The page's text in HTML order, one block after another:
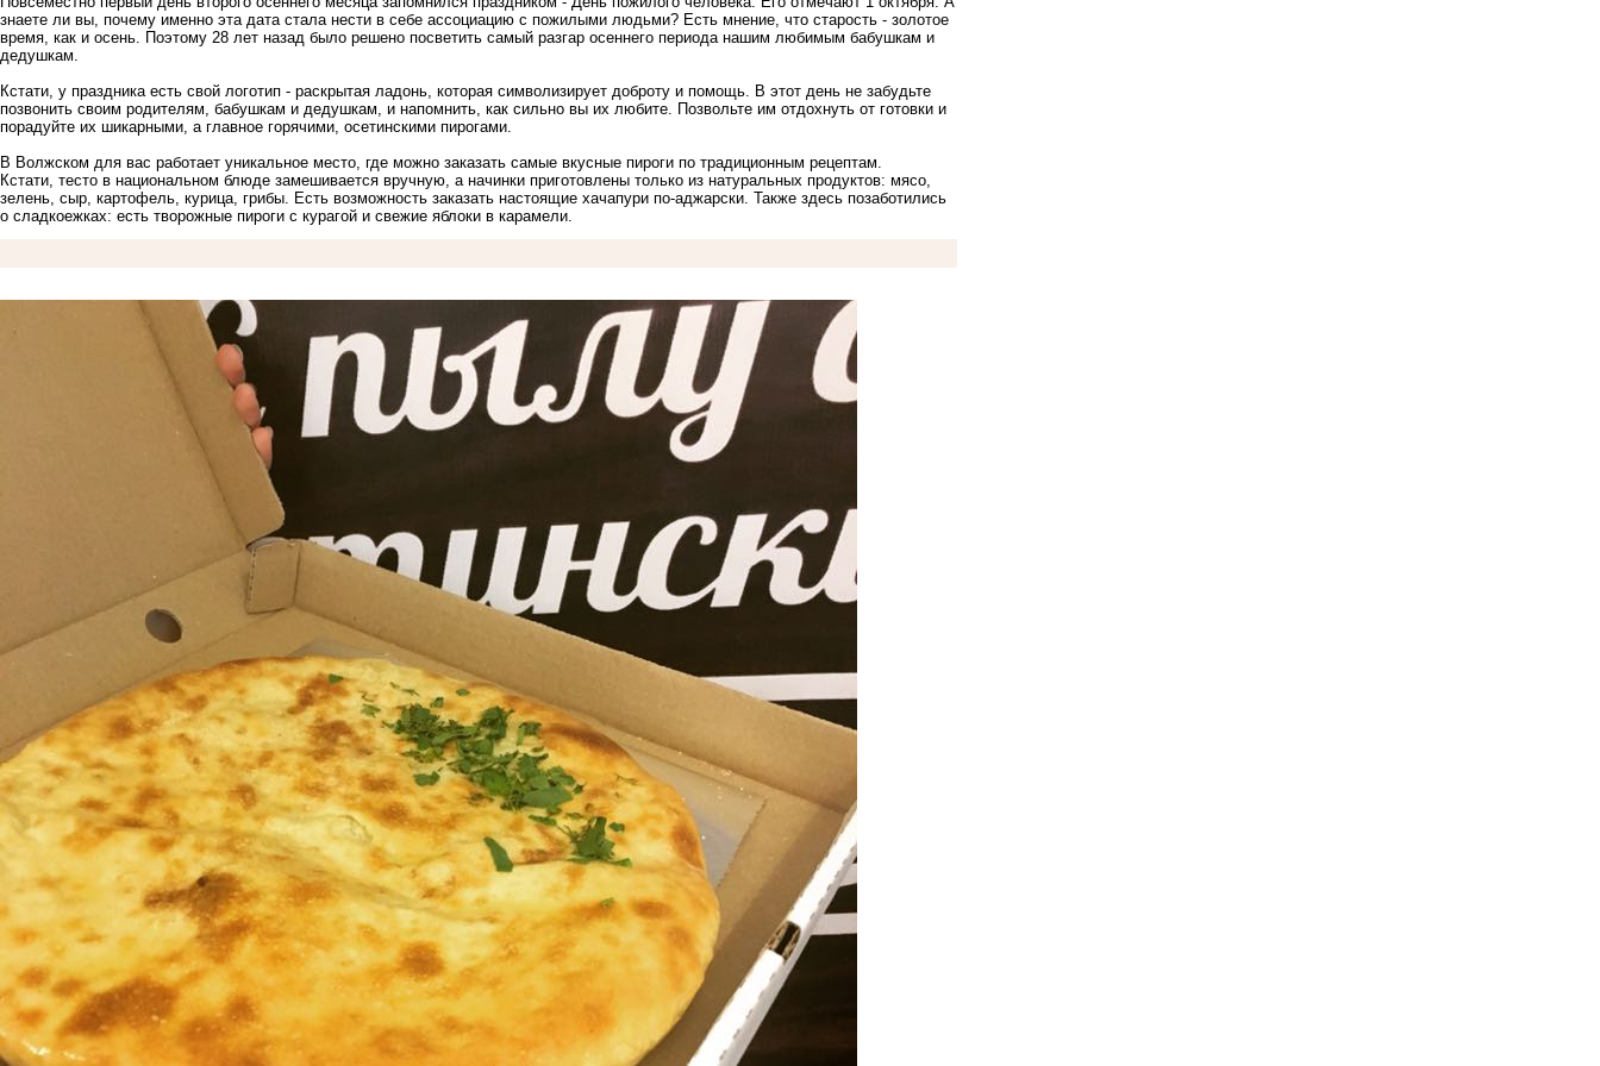
знаете ли вы, почему именно эта дата стала нести в себе ассоциацию с пожилыми людьми? Есть мнение, что старость - золотое
время, как и осень. Поэтому 28 лет назад было решено посветить самый разгар осеннего периода нашим любимым бабушкам и
дедушкам.
Кстати, у праздника есть свой логотип - раскрытая ладонь, которая символизирует доброту и помощь. В этот день не забудьте
позвонить своим родителям, бабушкам и дедушкам, и напомнить, как сильно вы их любите. Позвольте им отдохнуть от готовки и
порадуйте их шикарными, а главное горячими, осетинскими пирогами.
В Волжском для вас работает уникальное место, где можно заказать самые вкусные пироги по традиционным рецептам.
Кстати, тесто в национальном блюде замешивается вручную, а начинки приготовлены только из натуральных продуктов: мясо,
зелень, сыр, картофель, курица, грибы. Есть возможность заказать настоящие хачапури по-аджарски. Также здесь позаботились
о сладкоежках: есть творожные пироги с курагой и свежие яблоки в карамели.